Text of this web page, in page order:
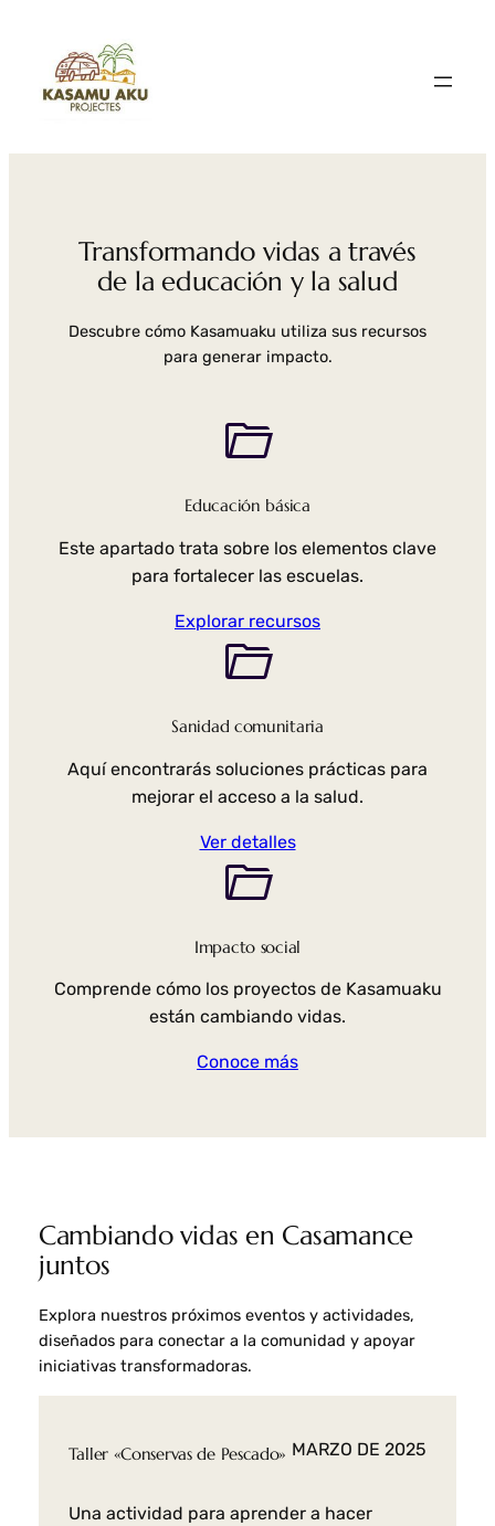
contenido
Transformando vidas a través
de la educación y la salud
Descubre cómo Kasamuaku utiliza sus recursos
para generar impacto.
Educación básica
Este apartado trata sobre los elementos clave
para fortalecer las escuelas.
Explorar recursos
Sanidad comunitaria
Aquí encontrarás soluciones prácticas para
mejorar el acceso a la salud.
Ver detalles
Impacto social
Comprende cómo los proyectos de Kasamuaku
están cambiando vidas.
Conoce más
Cambiando vidas en Casamance
juntos
Explora nuestros próximos eventos y actividades,
diseñados para conectar a la comunidad y apoyar
iniciativas transformadoras.
Taller «Conservas de Pescado» MARZO DE 2025
Una actividad para aprender a hacer